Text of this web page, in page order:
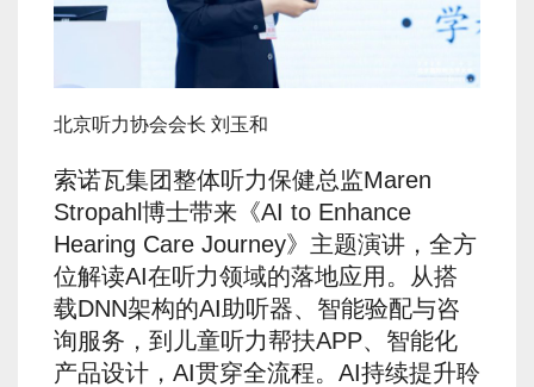
北京听力协会会长 刘玉和
索诺瓦集团整体听力保健总监Maren
Stropahl博士带来《AI to Enhance
Hearing Care Journey》主题演讲，全方
位解读AI在听力领域的落地应用。从搭
载DNN架构的AI助听器、智能验配与咨
询服务，到儿童听力帮扶APP、智能化
产品设计，AI贯穿全流程。AI持续提升聆